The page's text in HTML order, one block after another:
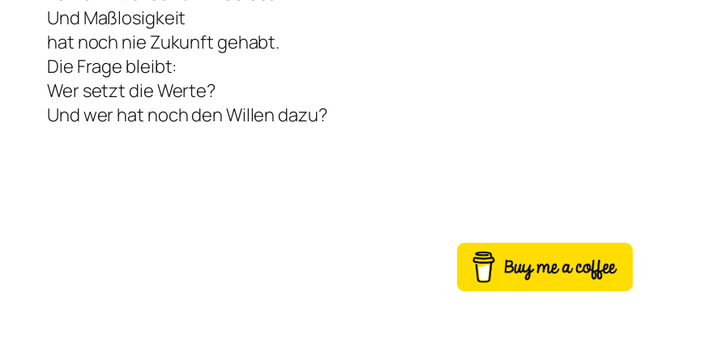
Und Maßlosigkeit
hat noch nie Zukunft gehabt.
Die Frage bleibt:
Wer setzt die Werte?
Und wer hat noch den Willen dazu?